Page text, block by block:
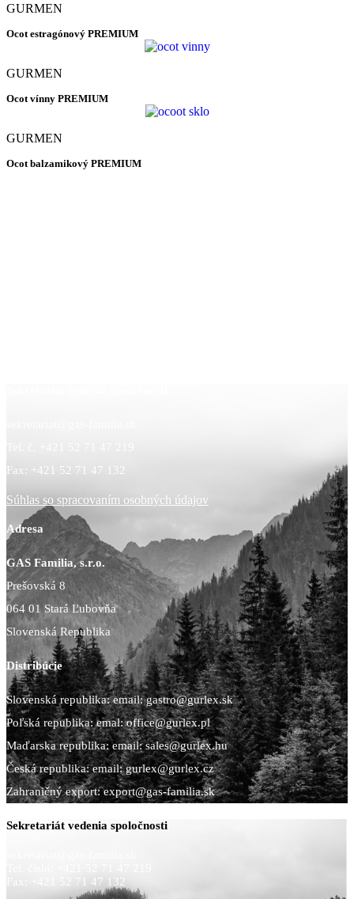
GURMEN
Ocot estragónový PREMIUM
GURMEN
Ocot vínny PREMIUM
GURMEN
Ocot balzamikový PREMIUM
Fax: +421 52 71 47 132
Súhlas so spracovaním osobných údajov
Adresa
GAS Familia, s.r.o.
Prešovská 8
064 01 Stará Ľubovňa
Slovenská Republika
Distribúcie
Slovenská republika: email: gastro@gurlex.sk
Poľská republika: emal: office@gurlex.pl
Maďarska republika: email: sales@gurlex.hu
Česká republika: email: gurlex@gurlex.cz
Zahraničný export:export@gas-familia.sk
Sekretariát vedenia spoločnosti
Fax: +421 52 71 47 132